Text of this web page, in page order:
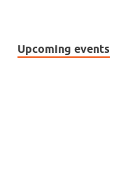
Upcoming events